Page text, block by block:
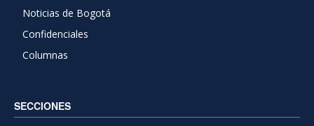
Noticias de Bogotá
Confidenciales
Columnas
SECCIONES